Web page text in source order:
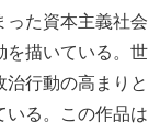
った資本主義社会
を描いている。世
行動の高まりと
いる。この作品は